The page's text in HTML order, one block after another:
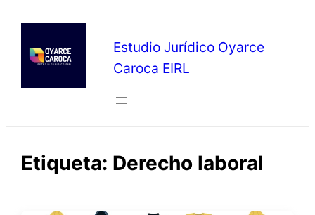
contenido
Estudio Jurídico Oyarce
Caroca EIRL
Etiqueta: Derecho laboral